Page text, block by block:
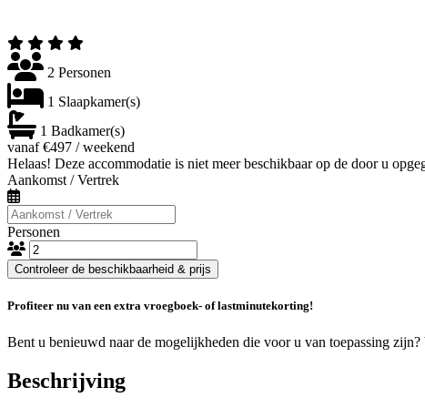
2 Personen
1 Slaapkamer(s)
1 Badkamer(s)
vanaf €497 / weekend
Helaas! Deze accommodatie is niet meer beschikbaar op de door u
Aankomst / Vertrek
Personen
Controleer de beschikbaarheid & prijs
Profiteer nu van een extra vroegboek- of lastminutekorting!
Bent u benieuwd naar de mogelijkheden die voor u van toepassing
Beschrijving